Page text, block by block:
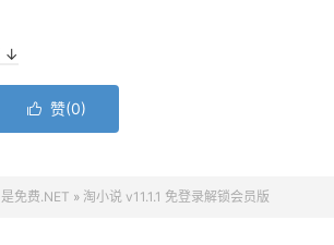
↓
 赞(0)
是免费.NET » 淘小说 v11.1.1 免登录解锁会员版